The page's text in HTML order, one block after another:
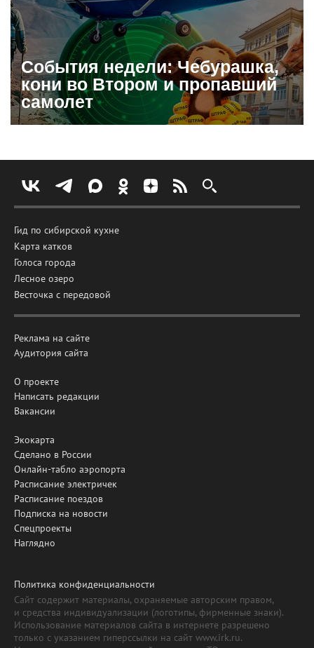
События недели: Чебурашка,
кони во Втором и пропавший
самолет
Гид по сибирской кухне
Карта катков
Голоса города
Лесное озеро
Весточка с передовой
Реклама на сайте
Аудитория сайта
О проекте
Написать редакции
Вакансии
Экокарта
Сделано в России
Онлайн-табло аэропорта
Расписание электричек
Расписание поездов
Подписка на новости
Спецпроекты
Наглядно
Политика конфиденциальности
Сайт содержит материалы, охраняемые авторским правом,
и средства индивидуализации (логотипы, фирменные знаки).
Использование материалов сайта в интернете разрешено
только с указанием гиперссылки на сайт www.irk.ru.